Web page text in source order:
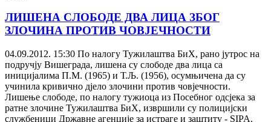
ЛИШЕНА СЛОБОДЕ ДВА ЛИЦА ЗБОГ
ЗЛОЧИНА ПРОТИВ ЧОВЈЕЧНОСТИ
04.09.2012. 15:30 По налогу Тужилаштва БиХ, рано јутрос на
подручју Вишеграда, лишена су слободе два лица са
иницијалима П.М. (1965) и Т.Љ. (1956), осумњичена да су
учинила кривично дјело злочини против човјечности.
Лишење слободе, по налогу тужиоца из Посебног одсјека за
ратне злочине Тужилаштва БиХ, извршили су полицијски
службеници Државне агенције за истраге и заштиту - SIPA.